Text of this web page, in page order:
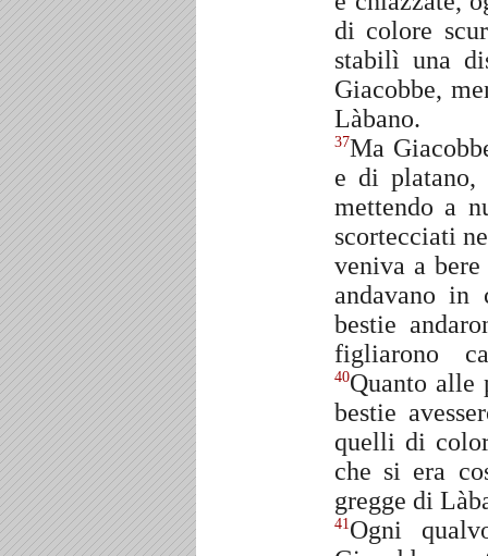
di colore
stabilì una
Giacobbe,
Làbano.
37Ma
e di platano,
mettendo a
scortecciati
veniva a
andavano in
bestie
figliarono
40Quanto alle
bestie
quelli di
che si era
gregge di
41Ogni